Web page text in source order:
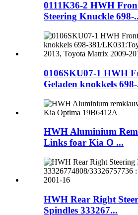
0111K36-2 HWH
Steering Knuckle 698-
0106SKU07-1 HWH
Geladen knokkels
HWH Aluminium
Links foar Kia O ...
HWH Rear Right
Spindles 333267...